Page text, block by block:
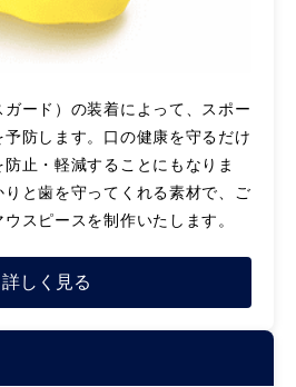
ード）の装着によって、スポー
防します。口の健康を守るだけ
止・軽減することにもなりま
と歯を守ってくれる素材で、ご
スピースを制作いたします。
詳しく見る